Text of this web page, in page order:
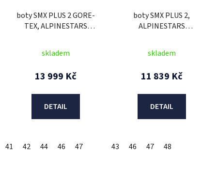
boty SMX PLUS 2 GORE-
TEX, ALPINESTARS
skladem
13 999 Kč
DETAIL
41 42 44 46 47
boty SMX PLUS 2,
ALPINESTARS
skladem
11 839 Kč
DETAIL
43 46 47 48